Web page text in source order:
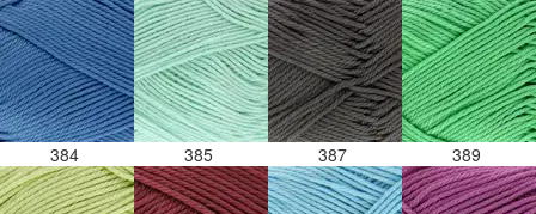
384 385 387 389